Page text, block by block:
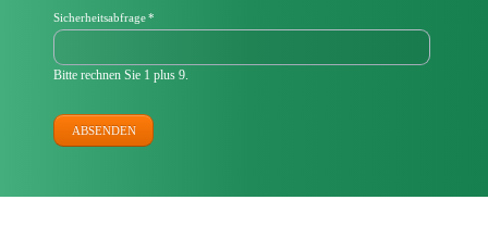
Pflichtfeld
Sicherheitsabfrage*
Bitte rechnen Sie 1 plus 9.
ABSENDEN